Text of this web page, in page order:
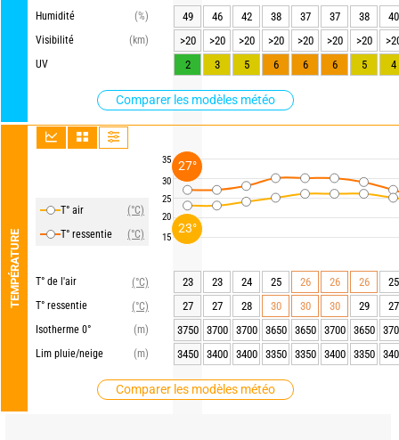
Humidité
(%)
Visibilité
(km)
UV
Comparer les modèles météo
TEMPÉRATURE
T° air
(°C)
T° ressentie
(°C)
T° de l'air
(°C)
T° ressentie
(°C)
Isotherme 0°
(m)
Lim pluie/neige
(m)
Comparer les modèles météo
35
30
25
20
15
49 46 42 38 37 37 38
40
>20
>20 >20 >20 >20 >20 >20
2
3 5 6 6 6 5 4
23 23 24 25 26 26 26
25
27
27 28 30 30 30 29
27
3750
3700 3700 3650 3650 3700 3650
3450
3400 3400 3350 3350 3400 3350
23°
27°